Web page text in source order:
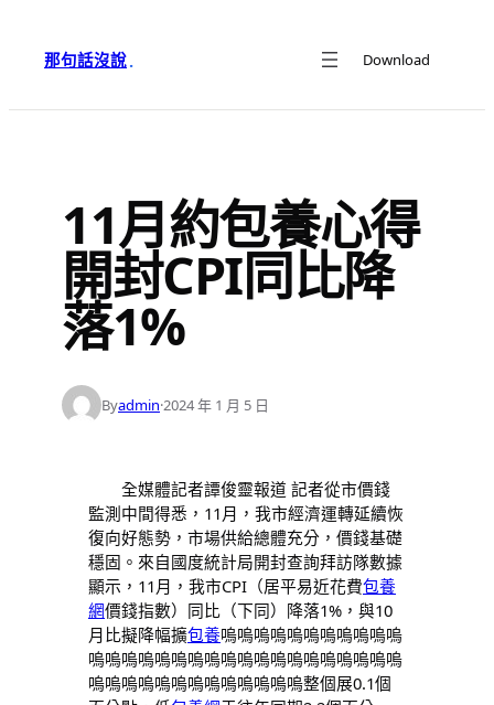
內
那句話沒說· Download
11月約包養心得
開封CPI同比降
落1%
Byadmin·2024 年 1 月 5 日
全媒體記者譚俊靈報道 記者從市價錢
監測中間得悉，11月，我市經濟運轉延續恢
復向好態勢，市場供給總體充分，價錢基礎
穩固。來自國度統計局開封查詢拜訪隊數據
顯示，11月，我市CPI（居平易近花費包養
網價錢指數）同比（下同）降落1%，與10
月比擬降幅擴包養嗚嗚嗚嗚嗚嗚嗚嗚嗚嗚嗚
嗚嗚嗚嗚嗚嗚嗚嗚嗚嗚嗚嗚嗚嗚嗚嗚嗚嗚嗚
嗚嗚嗚嗚嗚嗚嗚嗚嗚嗚嗚嗚嗚整個展0.1個